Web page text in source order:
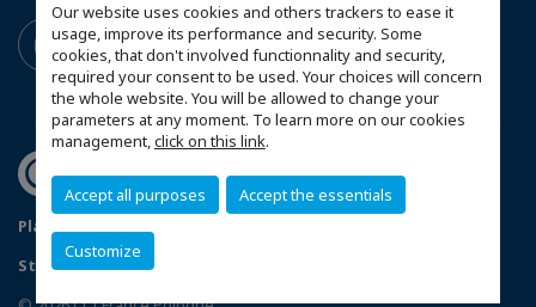
Our website uses cookies and others trackers to ease it
usage, improve its performance and security. Some
cookies, that don't involved functionnality and security,
required your consent to be used. Your choices will concern
the whole website. You will be allowed to change your
parameters at any moment. To learn more on our cookies
management,click on this link.
Accept all purposes Accept the essentials
Customize
Plan du site
Statut de la CCIFP